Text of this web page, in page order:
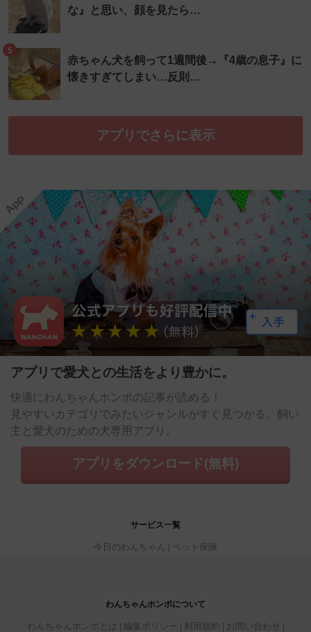
な』と思い、顔を見たら…
5
赤ちゃん犬を飼って1週間後→『4歳の息子』に
懐きすぎてしまい…反則…
アプリでさらに表示
アプリで愛犬との生活をより豊かに。
快適にわんちゃんホンポの記事が読める！
見やすいカテゴリでみたいジャンルがすぐ見つかる。飼い
主と愛犬のための犬専用アプリ。
アプリをダウンロード(無料)
サービス一覧
今日のわんちゃん ペット保険
わんちゃんホンポについて
わんちゃんホンポとは 編集ポリシー 利用規約
お問い合わせ